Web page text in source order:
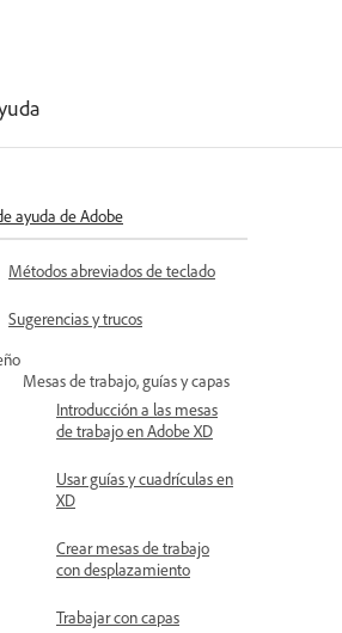
ayuda de Adobe
Cambiar idioma de la aplicación
Acceder a kits de diseño de
Accesibilidad en Adobe XD
Métodos abreviados de teclado
Sugerencias y trucos
Mesas de trabajo, guías y capas
Introducción a las mesas
de trabajo en Adobe XD
Usar guías y cuadrículas en
XD
Crear mesas de trabajo
con desplazamiento
Trabajar con capas